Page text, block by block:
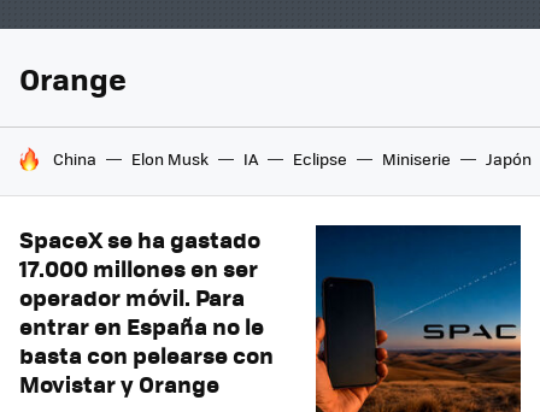
Orange
HOY SE HABLA DE
China Elon Musk IA Eclipse Miniserie Japón
SpaceX se ha gastado
17.000 millones en ser
operador móvil. Para
entrar en España no le
basta con pelearse con
Movistar y Orange